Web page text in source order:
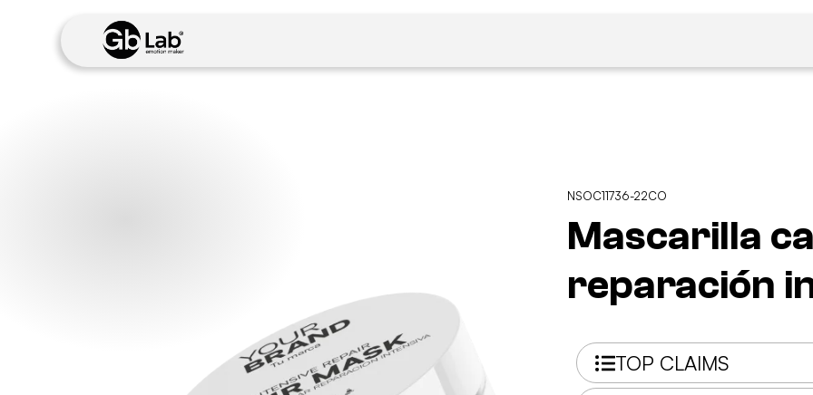
NSOC11736-22CO
Mascarilla
reparación
TOP CLAIMS